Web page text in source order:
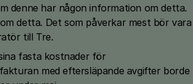
denne har någon information om detta.
detta. Det som påverkar mest bör vara
till Tre.
fasta kostnader för
med eftersläpande avgifter borde